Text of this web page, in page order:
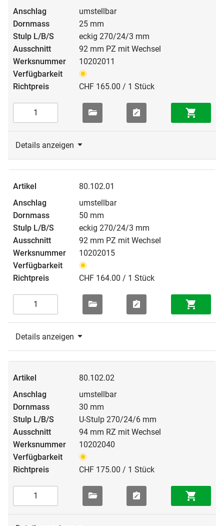
umstellbar
25 mm
eckig 270/24/3 mm
92 mm PZ mit Wechsel
10202011
CHF 165.00 / 1 Stück
Details anzeigen
80.102.01
umstellbar
50 mm
eckig 270/24/3 mm
92 mm PZ mit Wechsel
10202015
CHF 164.00 / 1 Stück
Details anzeigen
80.102.02
umstellbar
30 mm
U-Stulp 270/24/6 mm
94 mm RZ mit Wechsel
10202040
CHF 175.00 / 1 Stück